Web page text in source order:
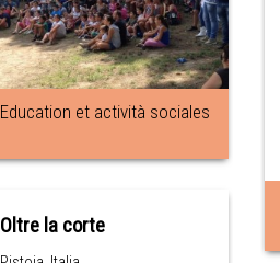
Education et actività sociales
Oltre la corte